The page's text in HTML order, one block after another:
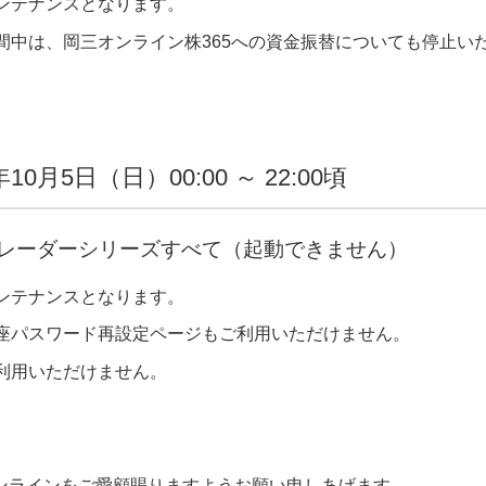
テナンスとなります。
中は、岡三オンライン株365への資金振替についても停止い
10月5日（日）00:00 ～ 22:00頃
ーダーシリーズすべて（起動できません）
テナンスとなります。
パスワード再設定ページもご利用いただけません。
用いただけません。